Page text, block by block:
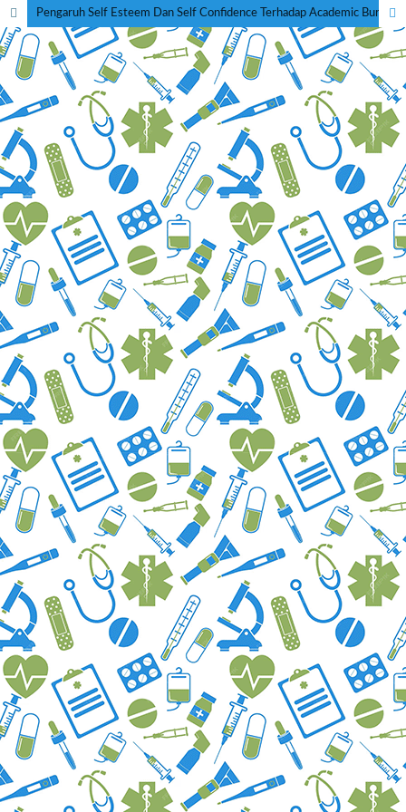
Pengaruh Self Esteem Dan Self Confidence Terhadap Academic Burnout Pada Mahasiswa Keperawatan Tingkat Akhir